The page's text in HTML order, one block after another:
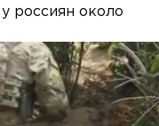
россиян около